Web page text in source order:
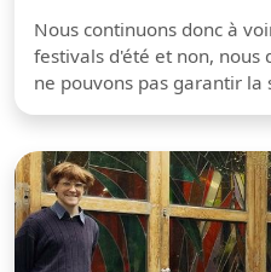
Nous continuons donc à
festivals d'été et non, nous
ne pouvons pas garantir la